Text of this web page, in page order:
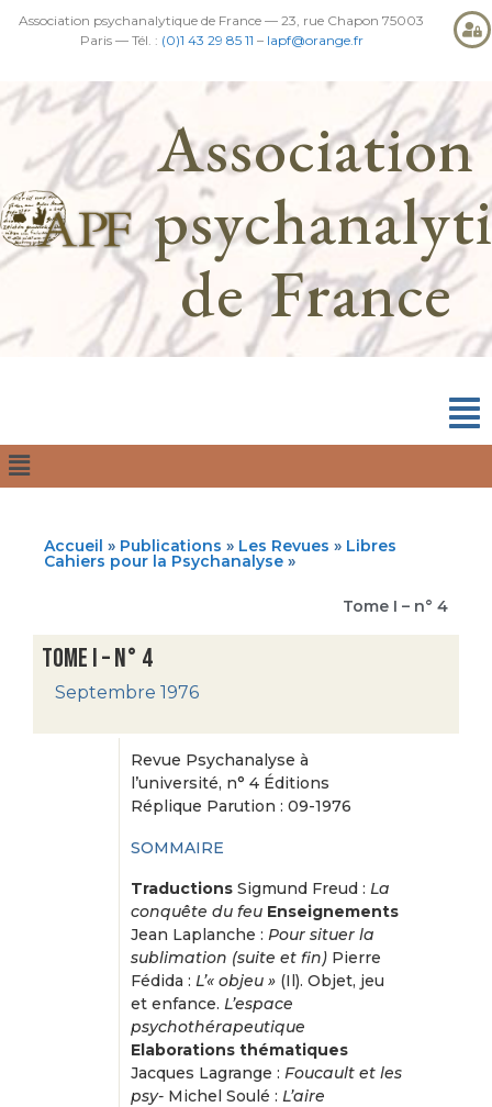
Association psychanalytique de France — 23, rue Chapon 75003
Paris — Tél. : (0)1 43 29 85 11 – lapf@orange.fr
Association
de France
Accueil » Publications » Les Revues » Libres
Cahiers pour la Psychanalyse »
Tome I – n° 4
Tome I – n° 4
Septembre 1976
Revue Psychanalyse à
l’université, n° 4 Éditions
Réplique Parution : 09-1976
SOMMAIRE
Traductions Sigmund Freud : La
conquête du feu Enseignements
Jean Laplanche : Pour situer la
sublimation (suite et fin) Pierre
Fédida : L’« objeu »(Il). Objet, jeu
et enfance. L’espace
psychothérapeutique
Elaborations thématiques
Jacques Lagrange : Foucault et les
psy- Michel Soulé : L’aire